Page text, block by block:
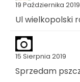
19 Października 2019
Ul wielkopolski
15 Sierpnia 2019
Sprzedam